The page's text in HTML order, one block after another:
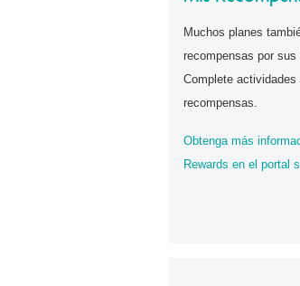
Muchos planes
recompensas por
Complete
recompensas.
Obtenga más
Rewards en el portal